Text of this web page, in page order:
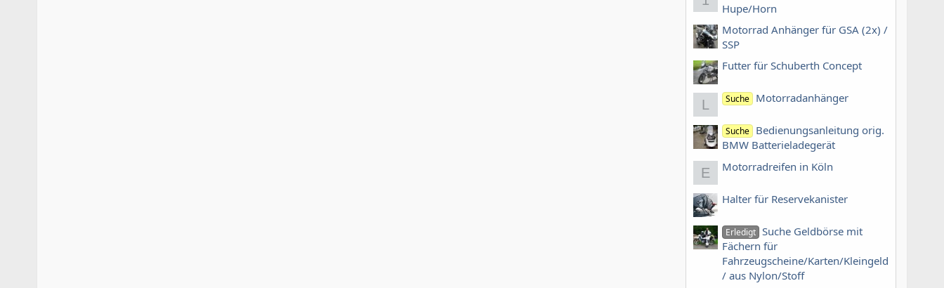
Hupe/Horn
Motorrad Anhänger für GSA (2x) /
SSP
Futter für Schuberth Concept
L Suche Motorradanhänger
Suche Bedienungsanleitung orig.
BMW Batterieladegerät
E Motorradreifen in Köln
Halter für Reservekanister
Erledigt Suche Geldbörse mit
Fächern für
Fahrzeugscheine/Karten/Kleingeld
/ aus Nylon/Stoff